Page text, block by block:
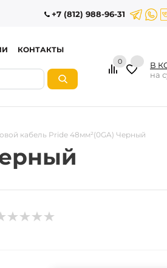
+7 (812) 988-96-31
КОНТАКТЫ
0 В
на
кабель Pride 48мм²(0GA) Черный